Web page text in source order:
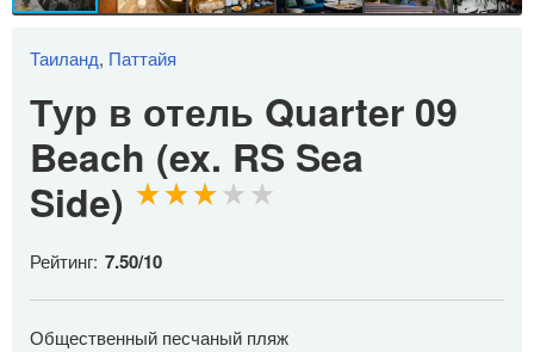
Таиланд, Паттайя
Тур в отель Quarter 09
Beach (ex. RS Sea
Side)
Рейтинг: 7.50/10
Общественный песчаный пляж